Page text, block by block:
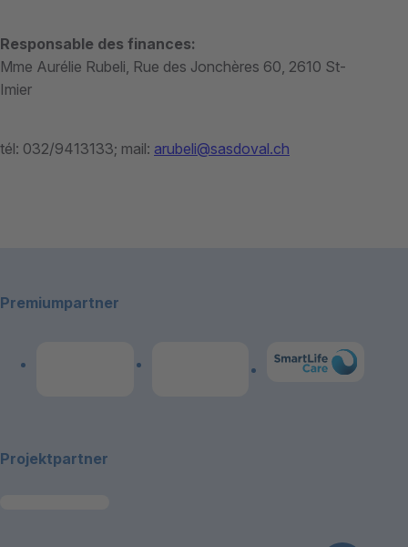
Responsable des finances:
Mme Aurélie Rubeli, Rue des Jonchères 60, 2610 St-
Imier
tél: 032/9413133; mail: arubeli@sasdoval.ch
Premiumpartner
Projektpartner